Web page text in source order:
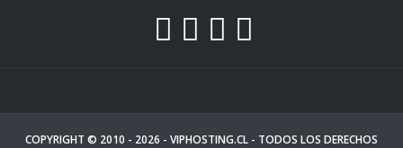
COPYRIGHT © 2010 - 2026 - VIPHOSTING.CL - TODOS LOS DERECHOS